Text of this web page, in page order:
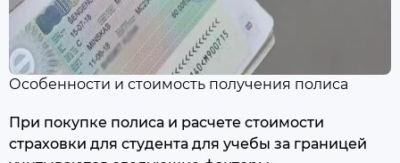
Особенности и стоимость получения полиса
При покупке полиса и расчете стоимости
страховки для студента для учебы за границей